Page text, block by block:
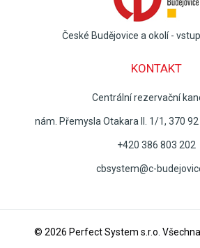
České Budějovice a okolí -
KONTAKT
Centrální rezervační
nám. Přemysla Otakara II. 1/1, 370
+420 386 803 202
cbsystem@c-
© 2026 Perfect System s.r.o .